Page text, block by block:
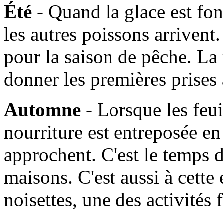
Été - Quand la glace est
les autres poissons
pour la saison de pêche.
donner les premières
Automne - Lorsque les
nourriture est entreposée
approchent. C'est le temps
maisons. C'est aussi à
noisettes, une des